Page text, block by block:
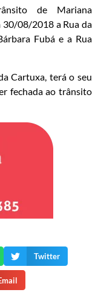
de Mariana
30/08/2018 a Rua da
Fubá e a Rua
Cartuxa, terá o seu
fechada ao trânsito
Twitter